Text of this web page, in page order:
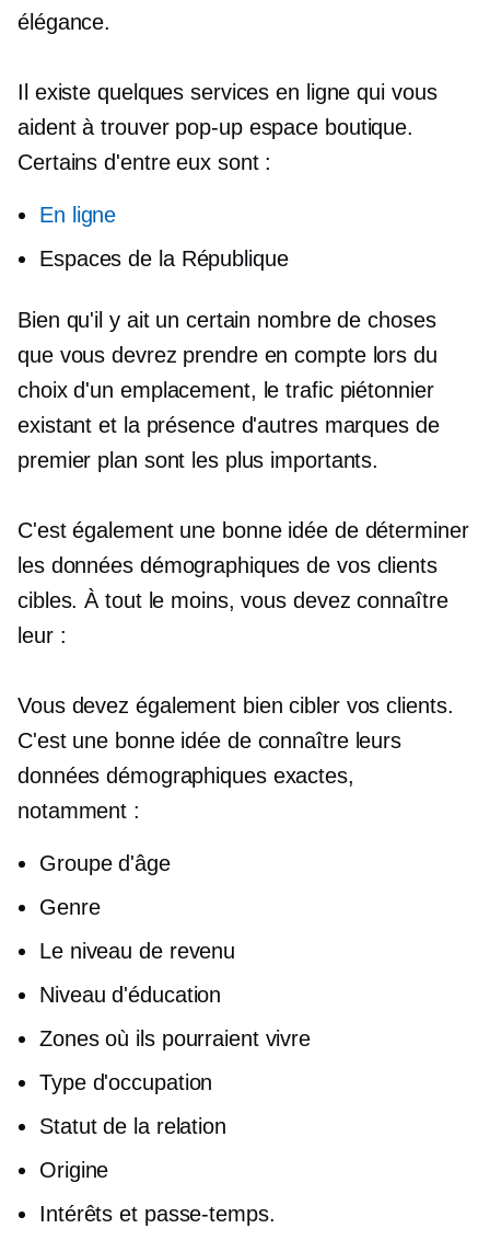
élégance.
Il existe quelques services en ligne qui vous
aident à trouver pop-upespace boutique.
Certains d'entre eux sont :
En ligne
Espaces de la République
Bien qu'il y ait un certain nombre de choses
que vous devrez prendre en compte lors du
choix d'un emplacement, le trafic piétonnier
existant et la présence d'autres marques de
premier plan sont les plus importants.
C'est également une bonne idée de déterminer
les données démographiques de vos clients
cibles. À tout le moins, vous devez connaître
leur :
Vous devez également bien cibler vos clients.
C'est une bonne idée de connaître leurs
données démographiques exactes,
notamment :
Groupe d'âge
Genre
Le niveau de revenu
Niveau d'éducation
Zones où ils pourraient vivre
Type d'occupation
Statut de la relation
Origine
Intérêts et passe-temps.